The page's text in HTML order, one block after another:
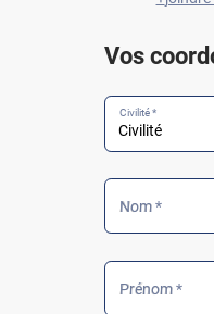
Vos
Civilité *
Nom *
Prénom *